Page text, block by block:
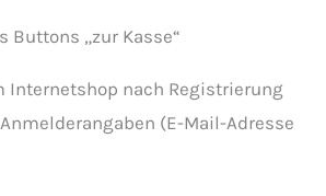
Buttons „zur Kasse“
Internetshop nach Registrierung
(E-Mail-Adresse